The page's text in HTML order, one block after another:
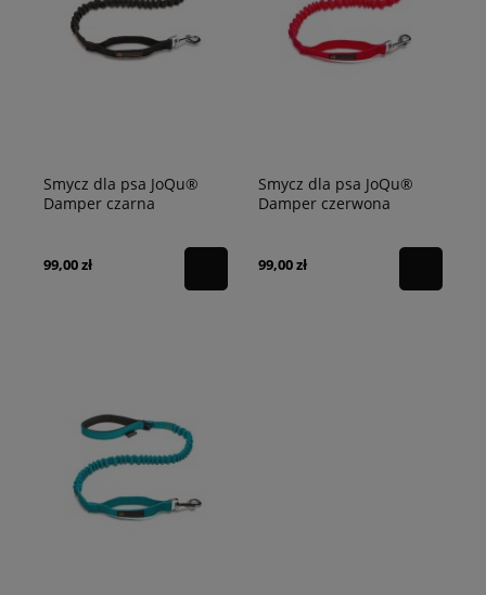
Smycz dla psa JoQu®
Damper czarna
99,00 zł
Smycz dla psa JoQu®
Damper czerwona
99,00 zł